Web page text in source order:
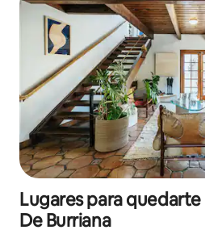
Lugares para
De Burriana